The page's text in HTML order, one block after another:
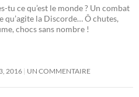
tu ce qu’est le monde ? Un combat
qu’agite la Discorde… Ô chutes,
chocs sans nombre !
2016 UN COMMENTAIRE